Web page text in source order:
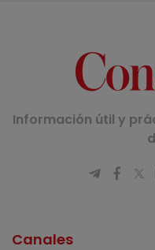
Información útil y
Canales